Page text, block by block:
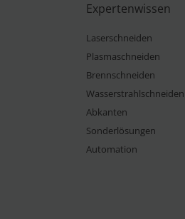
Expertenwissen
Laserschneiden
Plasmaschneiden
Brennschneiden
Wasserstrahlschneiden
Abkanten
Sonderlösungen
Automation